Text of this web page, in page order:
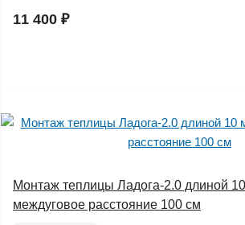
11 400 ₽
Монтаж теплицы Ладога-2.0 длиной
междуговое расстояние 100 см